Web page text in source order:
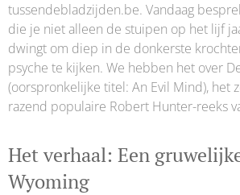
tussendebladzijden.be. Vandaag
die je niet alleen de stuipen op het lijf
dwingt om diep in de donkerste
psyche te kijken. We hebben het over
(oorspronkelijke titel: An Evil Mind), het
razend populaire Robert Hunter-reeks
Het verhaal: Een
Wyoming